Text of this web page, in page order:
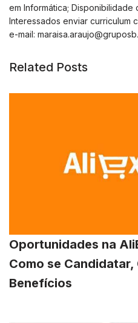
em Informática; Disponibilidade
Interessados enviar curriculum
e-mail:
Related Posts
Oportunidades na
Como se
Benefícios